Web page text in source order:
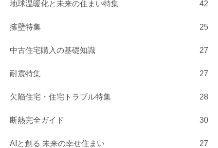
地球温暖化と未来の住まい特集 42
擁壁特集 25
中古住宅購入の基礎知識 27
耐震特集 27
欠陥住宅・住宅トラブル特集 28
断熱完全ガイド 30
AIと創る 未来の幸せ住まい 27